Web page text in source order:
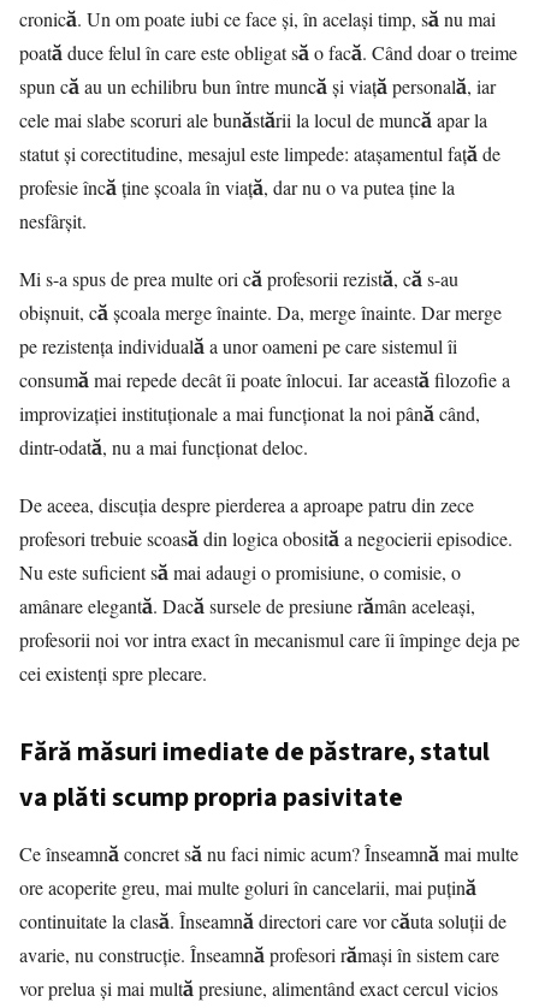
cronică. Un om poate iubi ce face și, în același timp, să nu mai
poată duce felul în care este obligat să o facă. Când doar o treime
spun că au un echilibru bun între muncă și viață personală, iar
cele mai slabe scoruri ale bunăstării la locul de muncă apar la
statut și corectitudine, mesajul este limpede: atașamentul față de
profesie încă ține școala în viață, dar nu o va putea ține la
nesfârșit.
Mi s-a spus de prea multe ori că profesorii rezistă, că s-au
obișnuit, că școala merge înainte. Da, merge înainte. Dar merge
pe rezistența individuală a unor oameni pe care sistemul îi
consumă mai repede decât îi poate înlocui. Iar această filozofie a
improvizației instituționale a mai funcționat la noi până când,
dintr-odată, nu a mai funcționat deloc.
De aceea, discuția desprepierderea a aproape patru din zece
profesori trebuie scoasă din logica obosită a negocierii episodice.
Nu este suficient să mai adaugi o promisiune, o comisie, o
amânare elegantă. Dacă sursele de presiune rămân aceleași,
profesorii noi vor intra exact în mecanismul care îi împinge deja pe
cei existenți spre plecare.
Fără măsuri imediate de păstrare, statul
va plăti scump propria pasivitate
Ce înseamnă concret să nu faci nimic acum? Înseamnă mai multe
ore acoperite greu, mai multe goluri în cancelarii, mai puțină
continuitate la clasă. Înseamnă directori care vor căuta soluții de
avarie, nu construcție. Înseamnă profesori rămași în sistem care
vor prelua și mai multă presiune, alimentând exact cercul vicios